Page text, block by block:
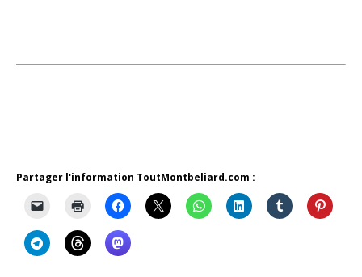
Partager l'information ToutMontbeliard.com :